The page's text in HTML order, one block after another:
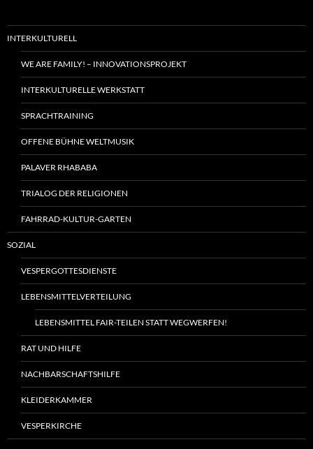
INTERKULTURELL
WE ARE FAMILY! – INNOVATIONSPROJEKT
INTERKULTURELLE WERKSTATT
SPRACHTRAINING
OFFENE BÜHNE WELTMUSIK
PALAVER RHABABA
TRIALOG DER RELIGIONEN
FAHRRAD-KULTUR-GARTEN
SOZIAL
VESPERGOTTESDIENSTE
LEBENSMITTELVERTEILUNG
LEBENSMITTEL FAIR-TEILEN STATT WEGWERFEN!
RAT UND HILFE
NACHBARSCHAFTSHILFE
KLEIDERKAMMER
VESPERKIRCHE